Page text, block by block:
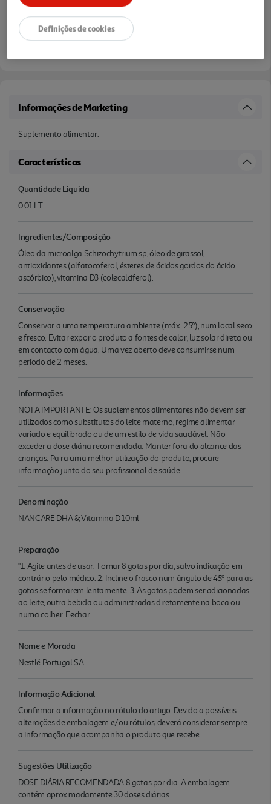
Informações de Marketing
Suplemento alimentar.
Características
Quantidade Liquida
0.01 LT
Ingredientes/Composição
Óleo da microalga Schizochytrium sp, óleo de girassol,
antioxidantes (alfatocoferol, ésteres de ácidos gordos do ácido
ascórbico), vitamina D3 (colecalciferol).
Conservação
Conservar a uma temperatura ambiente (máx. 25º), num local seco
e fresco. Evitar expor o produto a fontes de calor, luz solar direta ou
em contacto com água. Uma vez aberto deve consumirse num
período de 2 meses.
Informações
NOTA IMPORTANTE: Os suplementos alimentares não devem ser
utilizados como substitutos do leite materno, regime alimentar
variado e equilibrado ou de um estilo de vida saudável. Não
exceder a dose diária recomendada. Manter fora do alcance das
crianças. Pa ra uma melhor utilização do produto, procure
informação junto do seu profissional de saúde.
Denominação
NANCARE DHA & Vitamina D 10ml
Preparação
"1. Agite antes de usar. Tomar 8 gotas por dia, salvo indicação em
contrário pelo médico. 2. Incline o frasco num ângulo de 45º para as
gotas se formarem lentamente. 3. As gotas podem ser adicionadas
ao leite, outra bebida ou administradas diretamente na boca ou
numa colher. Fechar
Nome e Morada
Nestlé Portugal SA.
Informação Adicional
Confirmar a informação no rótulo do artigo. Devido a possíveis
alterações de embalagem e/ou rótulos, deverá considerar sempre
a informação que acompanha o produto que recebe.
Sugestões Utilização
DOSE DIÁRIA RECOMENDADA 8 gotas por dia. A embalagem
contém aproximadamente 30 doses diárias
Definições de cookies